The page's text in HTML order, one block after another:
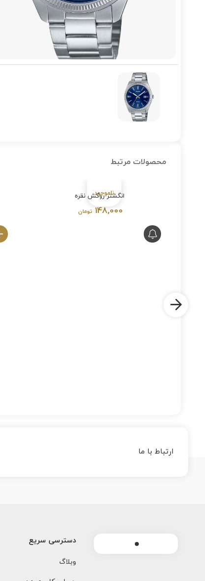
محصولات مرتبط
انگشتر روکش نقره
148,000 تومان
ارتباط با ما
دسترسی سریع
وبلاگ